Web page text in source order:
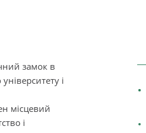
замок в
і
місцевий
і